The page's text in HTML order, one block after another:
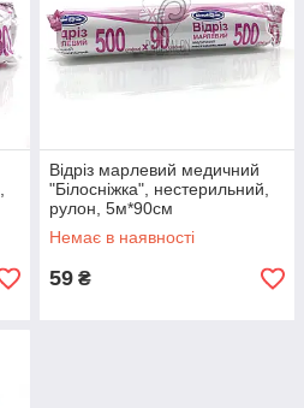
Відріз марлевий медичний
"Білосніжка", нестерильний,
рулон, 5м*90см
Немає в наявності
59 ₴